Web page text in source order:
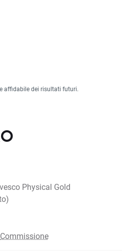
affidabile dei risultati futuri.
Physical Gold
Commissione